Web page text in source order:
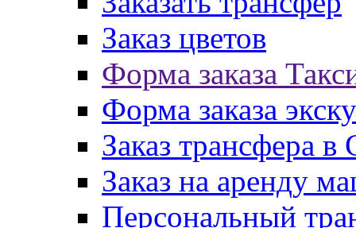
Заказ цветов
Форма заказа
Форма заказа
Заказ трансфера
Заказ на аренду
Персональный